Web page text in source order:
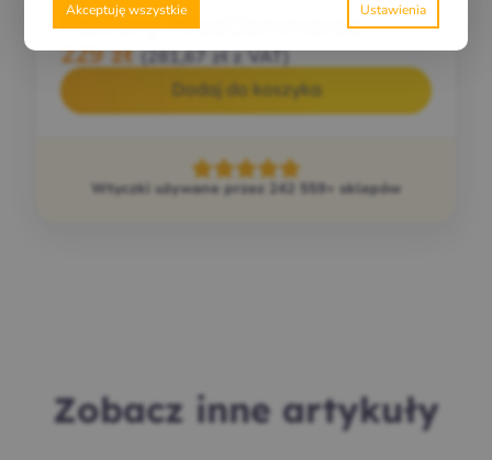
Faktury WooCommerce
229zł
Dodaj do koszyka
Wtyczki używane przez 242 559+ sklepów
Zobacz inne artykuły
Akceptuję wszystkie